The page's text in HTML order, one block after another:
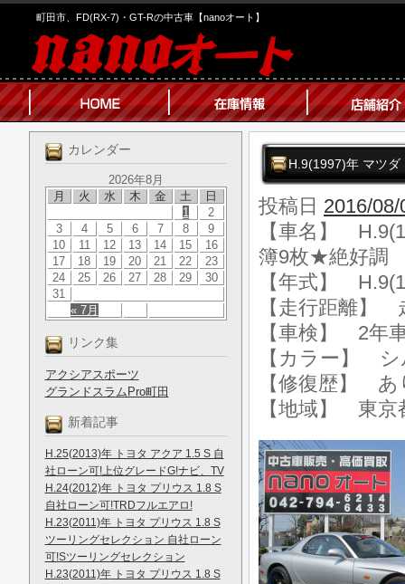
町田市、FD(RX-7)・GT-Rの中古車【nanoオート】
カレンダー
2026年8月
月
火 水 木 金 土 日
« 7月
1
2
3
4 5 6 7 8
9
10
11 12 13 14 15
16
17
18 19 20 21 22
23
24
25 26 27 28 29
30
31
リンク集
アクシアスポーツ
グランドスラムPro町田
新着記事
H.25(2013)年 トヨタ アクア 1.5 S 自
社ローン可!上位グレードG!ナビ、TV
H.24(2012)年 トヨタ プリウス 1.8 S
自社ローン可!TRDフルエアロ!
H.23(2011)年 トヨタ プリウス 1.8 S
ツーリングセレクション 自社ローン
可!Sツーリングセレクション
H.23(2011)年 トヨタ プリウス 1.8 S
H.9(1997)年 マツ
投稿日 2016/08/
【車名】
簿9枚★絶好調
【年式】
【走行距離】
【車検】 2年
【カラー】
【修復歴】 あ
【地域】 東京